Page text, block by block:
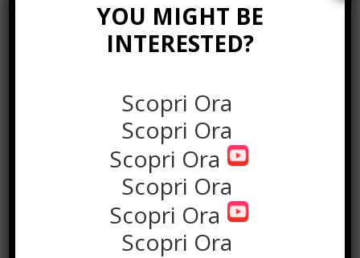
YOU MIGHT BE
INTERESTED?
Scopri Ora
Scopri Ora
Scopri Ora
Scopri Ora
Scopri Ora
Scopri Ora